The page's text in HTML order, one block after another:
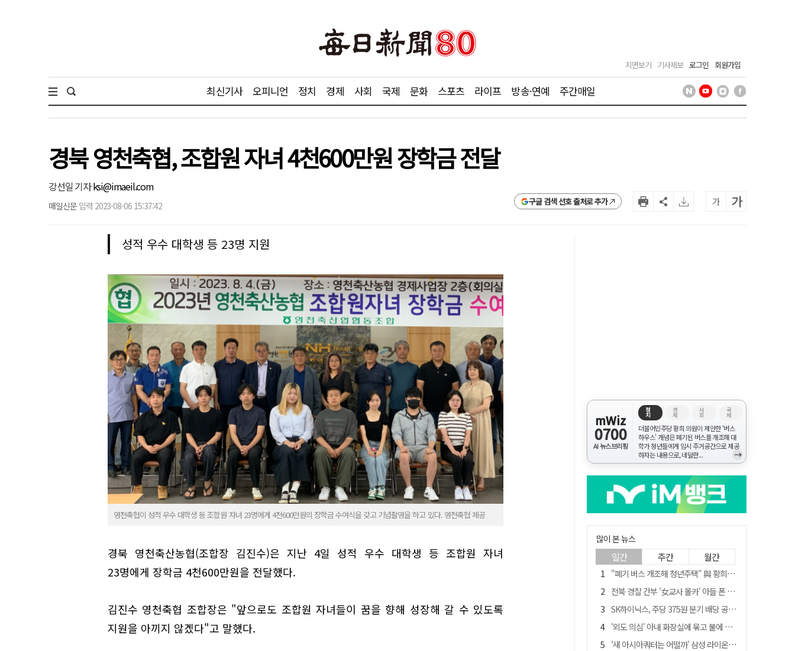
지면보기 기사제보 로그인 회원가입
최신기사 오피니언 정치 경제 사회 국제 문화 스포츠 라이프 방송·연예 주간매일
경북 영천축협, 조합원 자녀 4천600만원 장학금 전달
강선일 기자ksi@imaeil.com
매일신문 입력 2023-08-06 15:37:42 구글 검색 선호 출처로 추가 가 가
성적 우수 대학생 등 23명 지원
영천축협이 성적 우수 대학생 등 조합원 자녀 23명에게 4천600만원의 장학금 수여식을 갖고 기념촬영을 하고 있다. 영천축협 제공
경북 영천축산농협(조합장 김진수)은 지난 4일 성적 우수 대학생 등 조합원 자녀
23명에게 장학금 4천600만원을 전달했다.
김진수 영천축협 조합장은 "앞으로도 조합원 자녀들이 꿈을 향해 성장해 갈 수 있도록
지원을 아끼지 않겠다"고 말했다.
mWiz
0700
AI 뉴스브리핑
정
치
경
제
사
회
국
제
더불어민주당 황희 의원이 제안한 '버스
하우스' 개념은 폐기된 버스를 개조해 대
학가 청년들에게 임시 주거공간으로 제공
하자는 내용으로, 네덜란...
→
많이 본 뉴스
일간 주간 월간
"폐기 버스 개조해 청년주택" 與 황희…'딸 학비는 年 4200만원'
전북 경찰 간부 '女교사 몰카' 아들 폰 부수고…"처벌 못하는 사안" 내부망에 글
SK하이닉스, 주당 375원 분기 배당 공시…"3분기 중 주주환원 방안 확정"
'외도 의심' 아내 화장실에 묶고 불에 달군 공구로 고문…남편 검거
'새 아시아쿼터는 어떨까' 삼성 라이온즈, 새 얼굴 투수 미야모리 영입